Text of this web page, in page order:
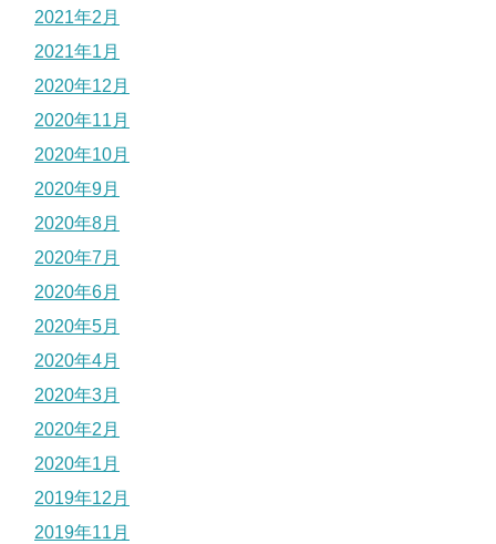
2021年2月
2021年1月
2020年12月
2020年11月
2020年10月
2020年9月
2020年8月
2020年7月
2020年6月
2020年5月
2020年4月
2020年3月
2020年2月
2020年1月
2019年12月
2019年11月